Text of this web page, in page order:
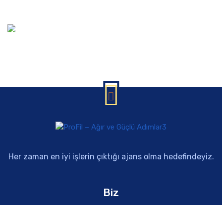
Her zaman en iyi işlerin çıktığı ajans olma hedefindeyiz.
Biz